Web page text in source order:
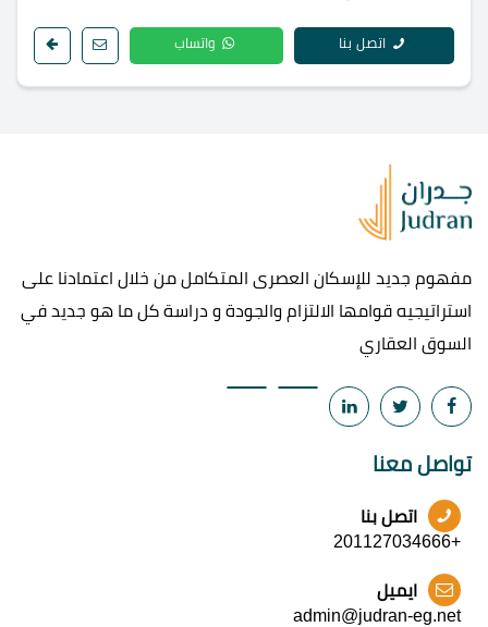
اتصل بنا واتساب
مفهوم جديد للإسكان العصرى المتكامل من خلال اعتمادنا على
استراتيجيه قوامها الالتزام والجودة و دراسة كل ما هو جديد في
السوق العقاري
تواصل معنا
اتصل بنا
+201127034666
ايميل
admin@judran-eg.net